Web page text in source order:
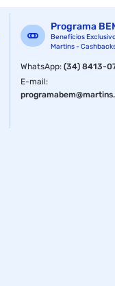
Programa
Benefícios
Martins -
WhatsApp:(34) 8413-
E-mail: